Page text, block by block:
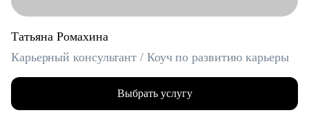
Татьяна Ромахина
Карьерный консультант / Коуч по развитию карьеры
Выбрать услугу